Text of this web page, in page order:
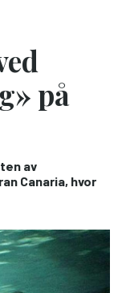
på
av
Canaria, hvor